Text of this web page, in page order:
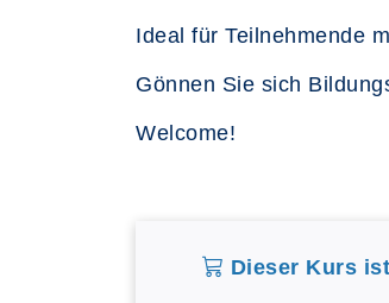
Ideal für Teilnehmende
Gönnen Sie sich
Welcome!
Dieser Kurs